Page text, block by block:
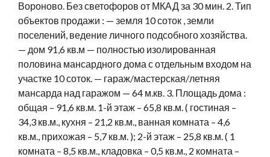
Вороново. Без светофоров от МКАД за 30 мин. 2. Тип
объектов продажи : — земля 10 соток , земли
поселений, ведение личного подсобного хозяйства.
— дом 91,6 кв.м — полностью изолированная
половина мансардного дома с отдельным входом на
участке 10 соток. — гараж/мастерская/летняя
мансарда над гаражом — 64 м.кв. 3. Площадь дома :
общая – 91,6 кв.м. 1-й этаж – 65,8 кв.м. ( гостиная –
34,3 кв.м., кухня – 21,2 кв.м., ванная комната – 4,6
кв.м., прихожая – 5,7 кв.м. ); 2-й этаж – 25,8 кв.м. ( 1
комната – 8,5 кв.м., кладовка – 0,5 кв.м., 2 комната –